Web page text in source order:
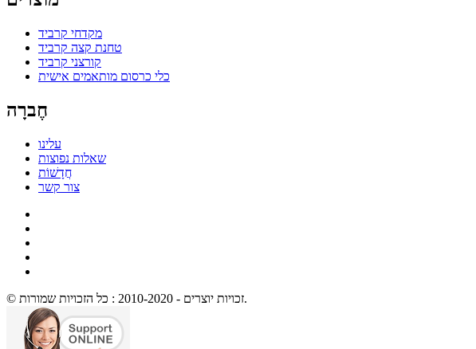
מקדחי קרביד
טחנת קצה קרביד
קורצני קרביד
כלי כרסום מותאמים אישית
חֶברָה
עלינו
שאלות נפוצות
חֲדָשׁוֹת
צור קשר
© זכויות יוצרים - 2010-2020 : כל הזכויות שמורות.